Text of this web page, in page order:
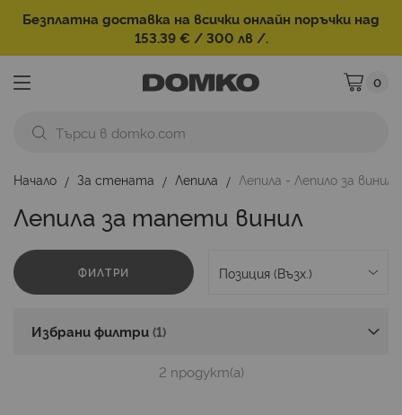
Безплатна доставка на всички онлайн поръчки над
153.39 € / 300 лв /.
Моята
0
Начало За стената Лепила Лепила - Лепило за
Лепила за тапети винил
ФИЛТРИ
Избрани филтри
2 продукт(а)